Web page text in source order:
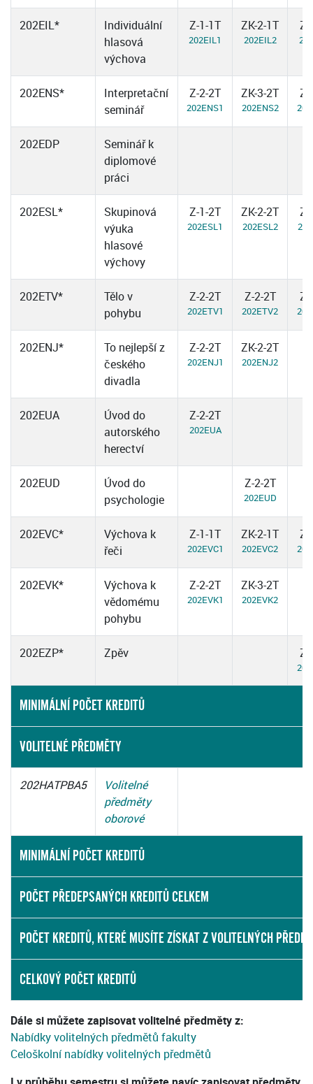
202EIL*
Individuální
hlasová
výchova
Z-1-1T
202EIL1
ZK-2-1T
202EIL2
Z-
202ENS*
Interpretační
seminář
Z-2-2T
202ENS1
ZK-3-2T
202ENS2
Z-
202EDP
Seminář k
diplomové
práci
202ESL*
Skupinová
výuka
hlasové
výchovy
Z-1-2T
202ESL1
ZK-2-2T
202ESL2
Z-
202ETV*
Tělo v
pohybu
Z-2-2T
202ETV1
Z-2-2T
202ETV2
Z-
202ENJ*
To nejlepší z
českého
divadla
Z-2-2T
202ENJ1
ZK-2-2T
202ENJ2
202EUA
Úvod do
autorského
herectví
Z-2-2T
202EUA
202EUD
Úvod do
psychologie
Z-2-2T
202EUD
202EVC*
Výchova k
řeči
Z-1-1T
202EVC1
ZK-2-1T
202EVC2
Z-
202EVK*
Výchova k
vědomému
pohybu
Z-2-2T
202EVK1
ZK-3-2T
202EVK2
202EZP* Zpěv Z-
MINIMÁLNÍ POČET KREDITŮ
VOLITELNÉ PŘEDMĚTY
202HATPBA5
Volitelné
předměty
oborové
MINIMÁLNÍ POČET KREDITŮ
POČET PŘEDEPSANÝCH KREDITŮ CELKEM
POČET KREDITŮ, KTERÉ MUSÍTE ZÍSKAT Z VOLITELNÝCH
CELKOVÝ POČET KREDITŮ
Dále si můžete zapisovat volitelné předměty z:
Nabídky volitelných předmětů fakulty
Celoškolní nabídky volitelných předmětů